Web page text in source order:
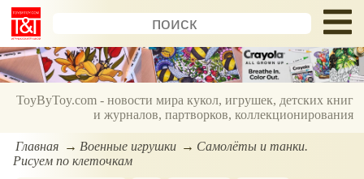
ToyByToy.com - новости мира кукол, игрушек, детских книг
и журналов, партворков, коллекционирования
Главная Военные игрушки
Самолёты и танки.
Рисуем по клеточкам